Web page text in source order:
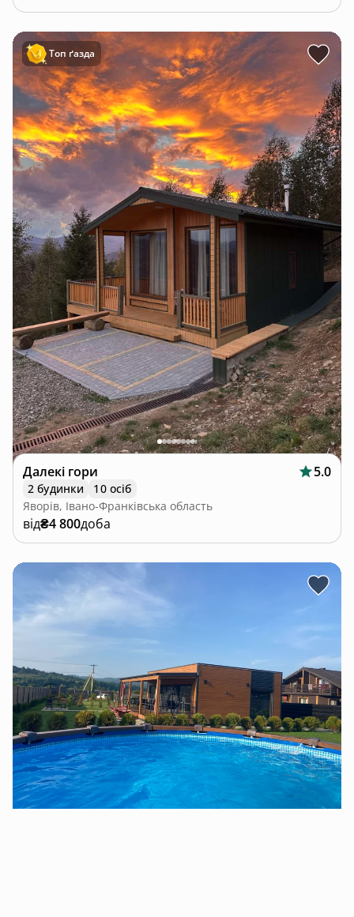
Топ ґазда
Далекі гори 5.0
2 будинки
10 осіб
Яворів, Івано-Франківська область
від₴4 800доба